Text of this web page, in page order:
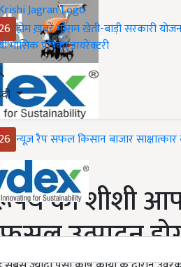
होमख़बरेंमौसमखेती-बाड़ीसरकारी
मासिक पत्रिकाडायरेक्टरी
न्यूज़ रैपसफल किसानबाजारसाक्षात्कार
की शीशी
उत्पादन